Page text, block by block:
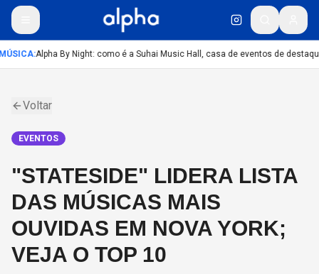
:Alpha By Night: como é a Suhai Music Hall, casa de eventos de
Voltar
EVENTOS
"STATESIDE" LIDERA LISTA
DAS MÚSICAS MAIS
OUVIDAS EM NOVA YORK;
VEJA O TOP 10